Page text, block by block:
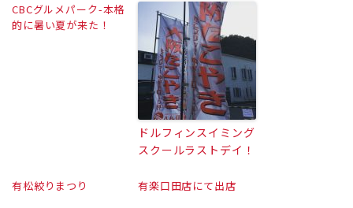
CBCグルメパーク-本格
的に暑い夏が来た！
ドルフィンスイミング
スクールラストデイ！
有松絞りまつり 有楽口田店にて出店